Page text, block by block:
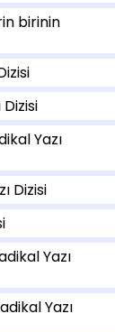
birinin
Yazı
Dizisi
Yazı
Yazı